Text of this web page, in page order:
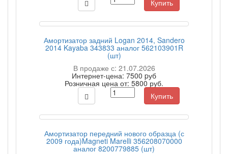
Купить
Амортизатор задний Logan 2014, Sandero
2014 Kayaba 343833 аналог 562103901R
(шт)
В продаже с: 21.07.2026
Интернет-цена: 7500 pуб
Розничная цена от: 5800 руб.
Купить
Амортизатор передний нового образца (с
2009 года)Magneti Marelli 356208070000
аналог 8200779885 (шт)